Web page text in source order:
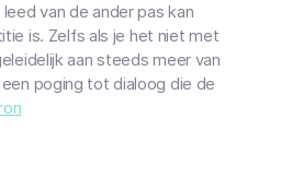
van de ander pas kan
is. Zelfs als je het niet met
aan steeds meer van
poging tot dialoog die de